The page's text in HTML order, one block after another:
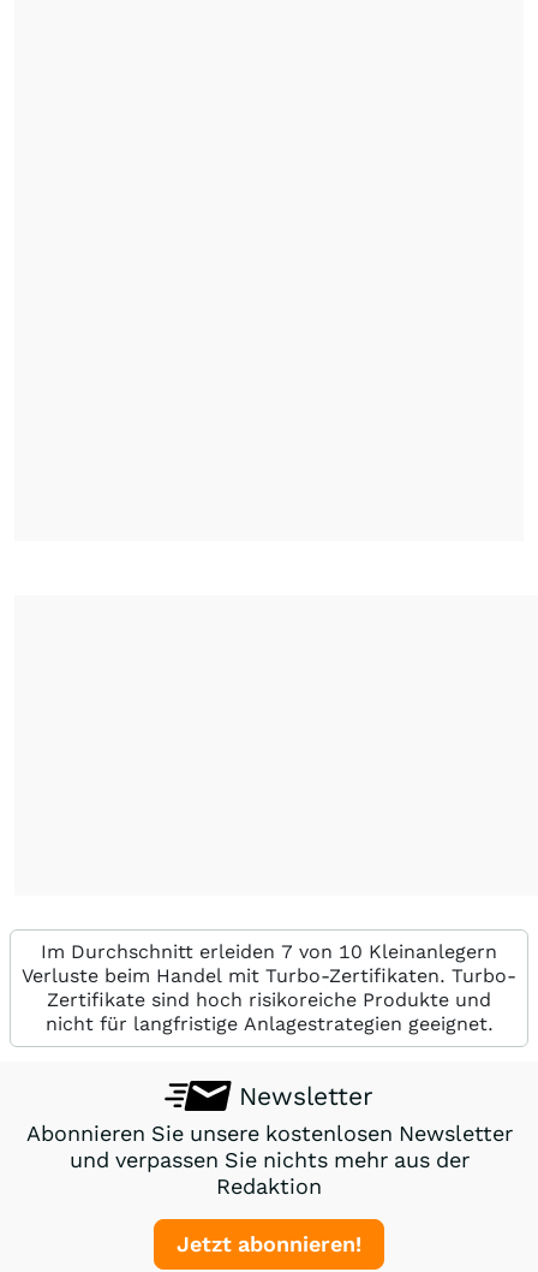
Im Durchschnitt erleiden 7 von 10 Kleinanlegern
Verluste beim Handel mit Turbo-Zertifikaten. Turbo-
Zertifikate sind hoch risikoreiche Produkte und
nicht für langfristige Anlagestrategien geeignet.
Newsletter
Abonnieren Sie unsere kostenlosen Newsletter
und verpassen Sie nichts mehr aus der
Redaktion
Jetzt abonnieren!